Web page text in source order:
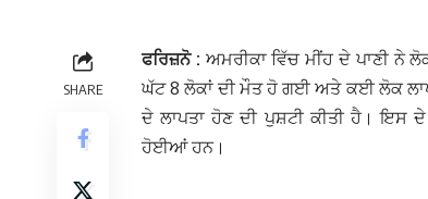
SHARE
ਫਰਿਜ਼ਨੋ : ਅਮਰੀਕਾ ਵਿੱਚ ਮੀਂਹ ਦੇ ਪਾਣੀ ਨੇ
ਘੱਟ 8 ਲੋਕਾਂ ਦੀ ਮੌਤ ਹੋ ਗਈ ਅਤੇ ਕਈ ਲੋਕ
ਦੇ ਲਾਪਤਾ ਹੋਣ ਦੀ ਪੁਸ਼ਟੀ ਕੀਤੀ ਹੈ। ਇਸ
ਹੋਈਆਂ ਹਨ।